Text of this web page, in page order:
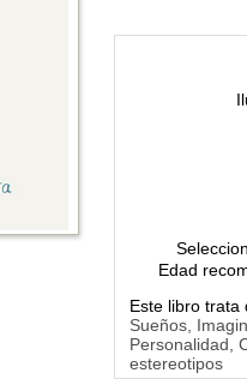
Edad
Este libro trata
Sueños,
Personalidad,
estereotipos